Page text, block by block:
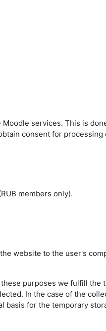
services. This is
consent for
members only).
website to the user's
purposes we fulfill the
In the case of the
for the temporary